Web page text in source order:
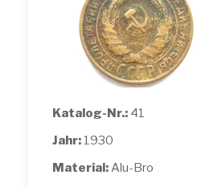
Katalog-Nr.: 41
Jahr: 1930
Material:Alu-Bro